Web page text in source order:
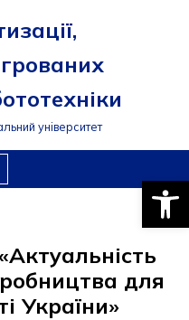
університет
для
України»